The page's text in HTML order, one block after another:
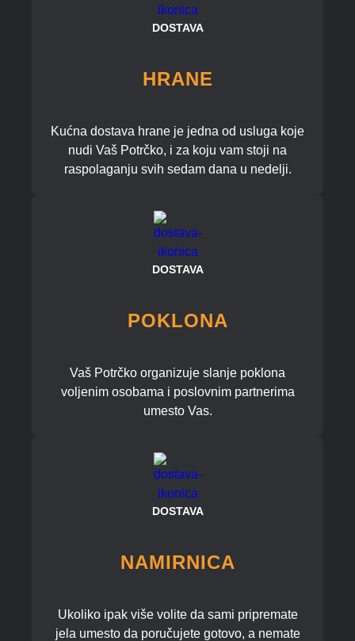
DOSTAVA
HRANE
Kućna dostava hrane je jedna od usluga koje
nudi Vaš Potrčko, i za koju vam stoji na
raspolaganju svih sedam dana u nedelji.
DOSTAVA
POKLONA
Vaš Potrčko organizuje slanje poklona
voljenim osobama i poslovnim partnerima
umesto Vas.
DOSTAVA
NAMIRNICA
Ukoliko ipak više volite da sami pripremate
jela umesto da poručujete gotovo, a nemate